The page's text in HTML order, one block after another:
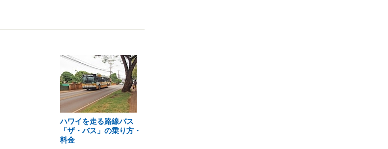
ハワイを走る路線バス
「ザ・バス」の乗り方・
料金